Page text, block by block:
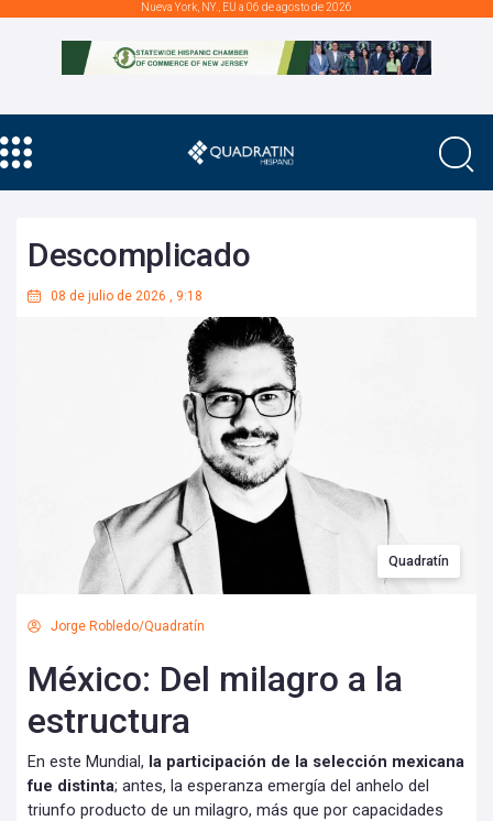
Nueva York, NY., EU a 06 de agosto de 2026
Descomplicado
08 de julio de 2026 , 9:18
Quadratín
Jorge Robledo/Quadratín
México: Del milagro a la
estructura
En este Mundial, la participación de la selección mexicana
fue distinta; antes, la esperanza emergía del anhelo del
triunfo producto de un milagro, más que por capacidades